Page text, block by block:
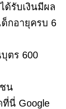
ด้รับเงินมีผล
ด็กอายุครบ 6
ตร 600
น
นี่ Google